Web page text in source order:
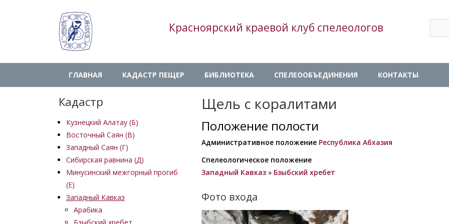
Красноярский краевой клуб спелеологов
Main
navigation
ГЛАВНАЯ КАДАСТР ПЕЩЕР БИБЛИОТЕКА СПЕЛЕООБЪЕДИНЕНИЯ КОНТАКТЫ
Кадастр
Кузнецкий Алатау (Б)
Восточный Саян (B)
Западный Саян (Г)
Сибирская равнина (Д)
Минусинский межгорный прогиб
(Е)
Западный Кавказ
Арабика
Щель с коралитами
Положение полости
Административное положение Республика Абхазия
Спелеологическое положение
Западный Кавказ » Бзыбский хребет
Фото входа
Изображение